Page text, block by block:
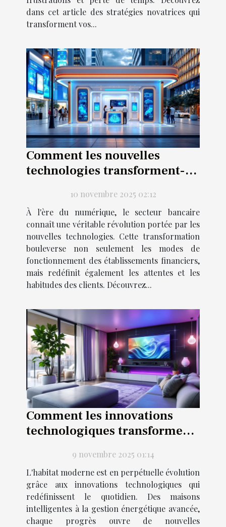
dans cet article des stratégies novatrices qui
transforment vos...
Comment les nouvelles
technologies transforment-
10 novembre 2025 02:12
À l'ère du numérique, le secteur bancaire
connaît une véritable révolution portée par les
nouvelles technologies. Cette transformation
bouleverse non seulement les modes de
fonctionnement des établissements financiers,
mais redéfinit également les attentes et les
habitudes des clients. Découvrez...
Comment les innovations
technologiques transforment-
9 novembre 2025 01:14
L'habitat moderne est en perpétuelle évolution
grâce aux innovations technologiques qui
redéfinissent le quotidien. Des maisons
intelligentes à la gestion énergétique avancée,
chaque progrès ouvre de nouvelles